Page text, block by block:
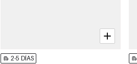
2-5 DÍAS